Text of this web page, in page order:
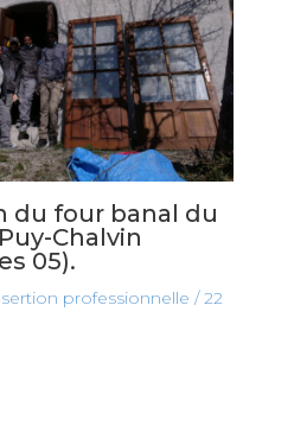
du four banal du
Chalvin
05).
professionnelle /22